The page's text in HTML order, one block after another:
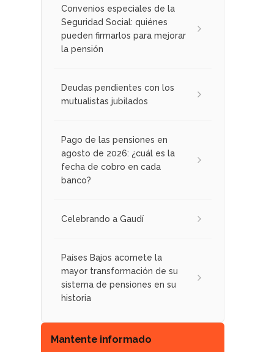
Convenios especiales de la
Seguridad Social: quiénes
pueden firmarlos para mejorar
la pensión
Deudas pendientes con los
mutualistas jubilados
Pago de las pensiones en
agosto de 2026: ¿cuál es la
fecha de cobro en cada
banco?
Celebrando a Gaudí
Países Bajos acomete la
mayor transformación de su
sistema de pensiones en su
historia
Mantente informado